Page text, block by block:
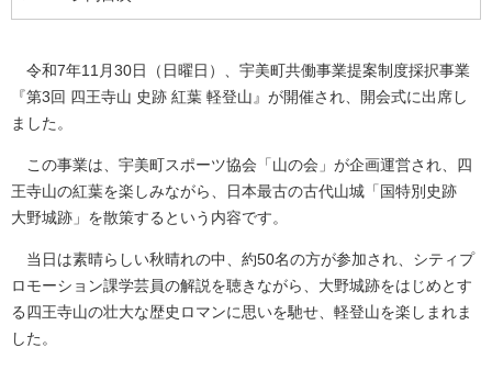
令和7年11月30日（日曜日）、宇美町共働事業提案制度採択事業
『第3回 四王寺山 史跡 紅葉 軽登山』が開催され、開会式に出席し
ました。
この事業は、宇美町スポーツ協会「山の会」が企画運営され、四
王寺山の紅葉を楽しみながら、日本最古の古代山城「国特別史跡
大野城跡」を散策するという内容です。
当日は素晴らしい秋晴れの中、約50名の方が参加され、シティプ
ロモーション課学芸員の解説を聴きながら、大野城跡をはじめとす
る四王寺山の壮大な歴史ロマンに思いを馳せ、軽登山を楽しまれま
した。